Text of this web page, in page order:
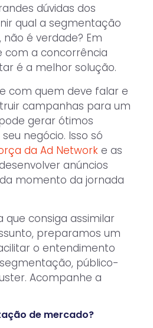
dúvidas dos
qual a segmentação
é verdade? Em
com a concorrência
é a melhor solução.
com quem deve falar e
campanhas para um
gerar ótimos
negócio. Isso só
da Ad Networke as
anúncios
momento da jornada
que consiga assimilar
preparamos um
o entendimento
público-
Acompanhe a
de mercado?